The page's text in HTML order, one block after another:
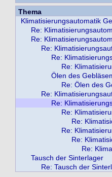
Thema
Klimatisierungsautomatik
Re:
Re:
Re:
Re:
Re:
Ölen des
Re: Ölen des
Re:
Re:
Re:
Re:
Re:
Re:
Re:
Tausch der Sinterlager
Re: Tausch der